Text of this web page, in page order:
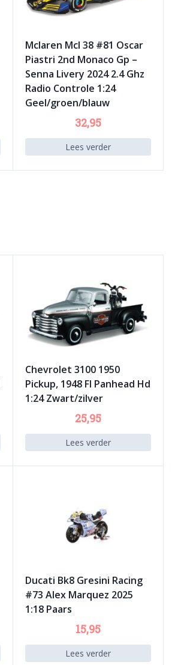
Mclaren Mcl 38 #81 Oscar
Piastri 2nd Monaco Gp –
Senna Livery 2024 2.4 Ghz
Radio Controle 1:24
Geel/groen/blauw
32,95
Lees verder
Chevrolet 3100 1950
Pickup, 1948 Fl Panhead Hd
1:24 Zwart/zilver
25,95
Lees verder
Ducati Bk8 Gresini Racing
#73 Alex Marquez 2025
1:18 Paars
15,95
Lees verder